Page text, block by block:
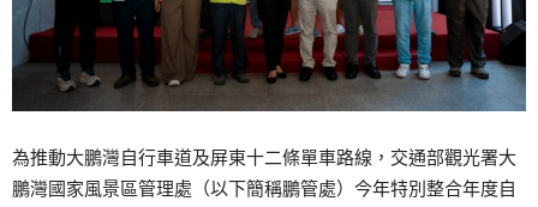
為推動大鵬灣自行車道及屏東十二條單車路線，交通部觀光署大
鵬灣國家風景區管理處（以下簡稱鵬管處）今年特別整合年度自